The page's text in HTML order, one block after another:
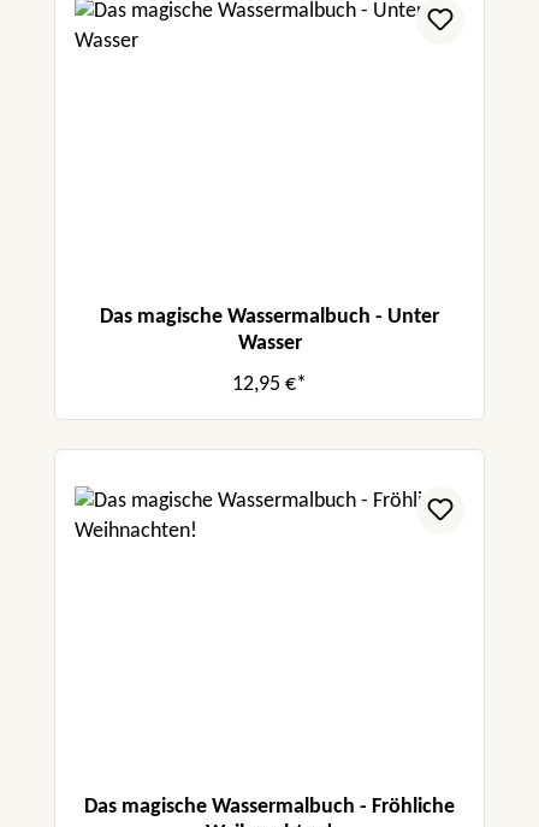
Das magische Wassermalbuch - Unter
Wasser
12,95 €*
Das magische Wassermalbuch - Fröhliche